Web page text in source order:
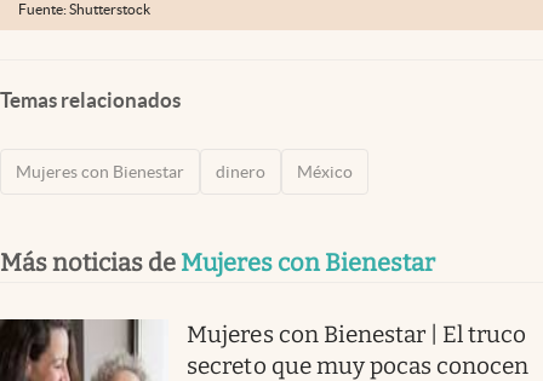
Fuente: Shutterstock
Temas relacionados
Mujeres con Bienestar dinero México
Más noticias de Mujeres con Bienestar
Mujeres con Bienestar | El truco
secreto que muy pocas conocen